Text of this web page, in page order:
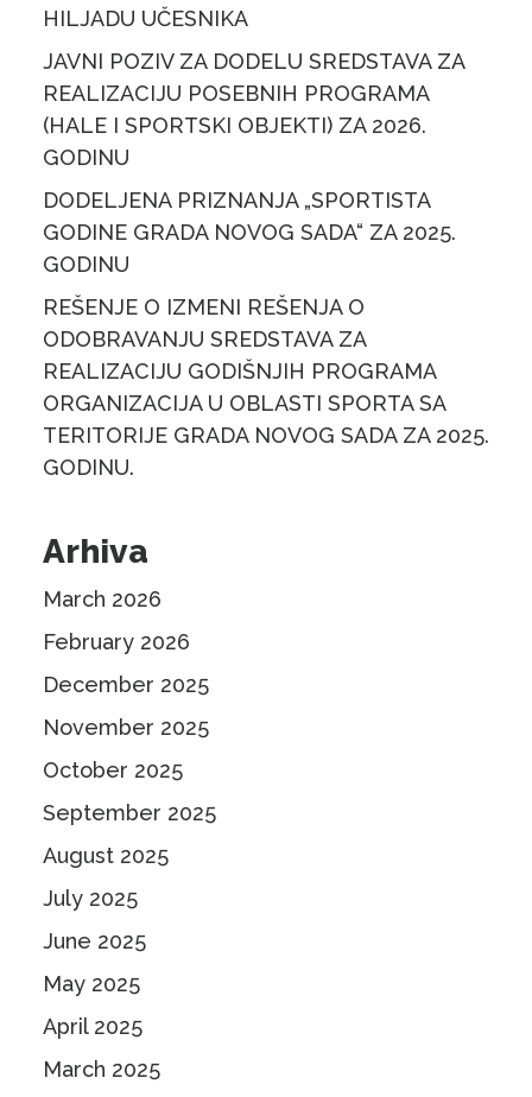
HILJADU UČESNIKA
JAVNI POZIV ZA DODELU SREDSTAVA ZA
REALIZACIJU POSEBNIH PROGRAMA
(HALE I SPORTSKI OBJEKTI) ZA 2026.
GODINU
DODELJENA PRIZNANJA „SPORTISTA
GODINE GRADA NOVOG SADA“ ZA 2025.
GODINU
REŠENJE O IZMENI REŠENJA O
ODOBRAVANJU SREDSTAVA ZA
REALIZACIJU GODIŠNJIH PROGRAMA
ORGANIZACIJA U OBLASTI SPORTA SA
TERITORIJE GRADA NOVOG SADA ZA 2025.
GODINU.
Arhiva
March 2026
February 2026
December 2025
November 2025
October 2025
September 2025
August 2025
July 2025
June 2025
May 2025
April 2025
March 2025